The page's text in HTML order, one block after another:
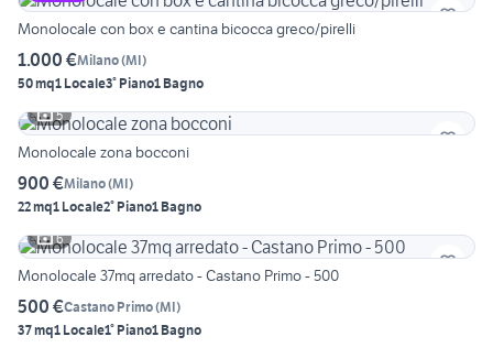
Monolocale con box e cantina bicocca greco/pirelli
1.000 €Milano(MI)
50 mq1 Locale3° Piano1 Bagno
5
Monolocale zona bocconi
900 €Milano(MI)
22 mq1 Locale2° Piano1 Bagno
6
Monolocale 37mq arredato - Castano Primo - 500
500 €Castano Primo(MI)
37 mq1 Locale1° Piano1 Bagno